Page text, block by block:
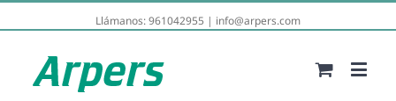
Llámanos:961042955 | info@arpers.com